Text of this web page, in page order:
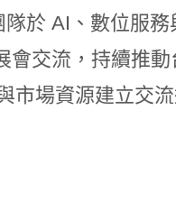
於 AI、數位服務
會交流，持續推動
市場資源建立交流